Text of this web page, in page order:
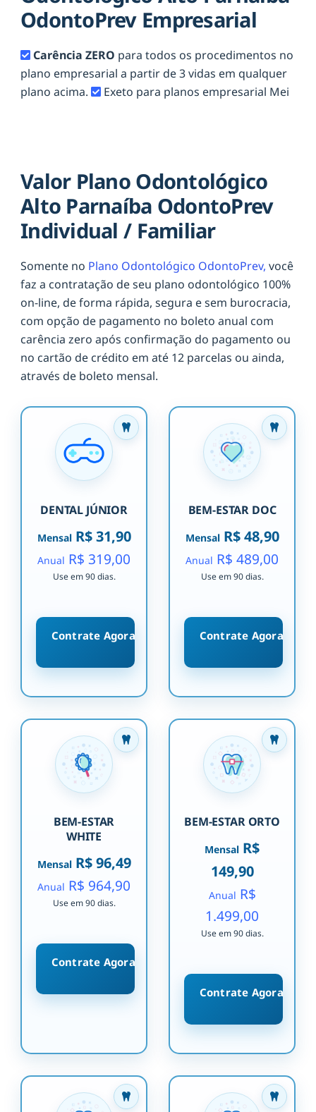
OdontoPrev Empresarial
Carência ZERO para todos os procedimentos no
plano empresarial a partir de 3 vidas em qualquer
plano acima.
Exeto para planos empresarial Mei
Valor Plano Odontológico
Alto Parnaíba OdontoPrev
Individual / Familiar
Somente no Plano Odontológico OdontoPrev, você
faz a contratação de seu plano odontológico 100%
on-line, de forma rápida, segura e sem burocracia,
com opção de pagamento no boleto anual com
carência zero após confirmação do pagamento ou
no cartão de crédito em até 12 parcelas ou ainda,
através de boleto mensal.
DENTAL JÚNIOR
MensalR$ 31,90
Anual R$ 319,00
Use em 90 dias.
Contrate Agora
BEM-ESTAR DOC
MensalR$ 48,90
Anual R$ 489,00
Use em 90 dias.
Contrate Agora
BEM-ESTAR
WHITE
MensalR$ 96,49
Anual R$ 964,90
Use em 90 dias.
Contrate Agora
BEM-ESTAR ORTO
Mensal R$
149,90
Anual R$
1.499,00
Use em 90 dias.
Contrate Agora